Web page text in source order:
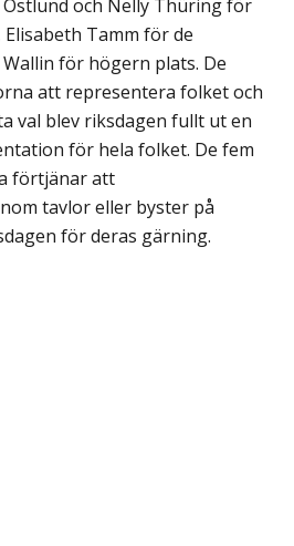
och Nelly Thüring för
Tamm för de
för högern plats. De
att representera folket och
val blev riksdagen fullt ut en
för hela folket. De fem
förtjänar att
tavlor eller byster på
för deras gärning.